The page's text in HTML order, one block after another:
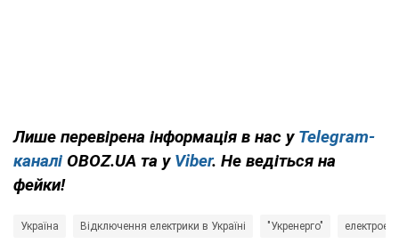
Лише перевірена інформація в нас у Telegram-
каналі OBOZ.UA та у Viber. Не ведіться на
фейки!
Україна Відключення електрики в Україні "Укренерго"